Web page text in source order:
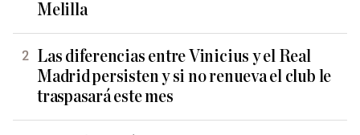
Melilla
Las diferencias entre Vinicius y el Real
Madrid persisten y si no renueva el club le
traspasará este mes